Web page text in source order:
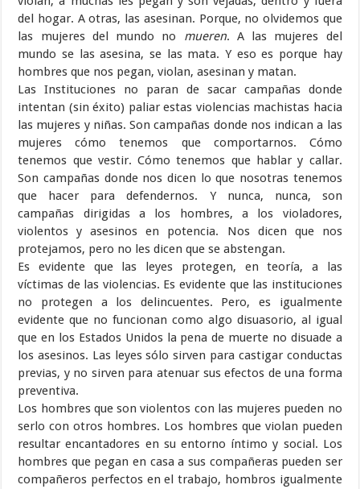
del hogar. A otras, las asesinan. Porque, no olvidemos que
las mujeres del mundo no mueren. A las mujeres del
mundo se las asesina, se las mata. Y eso es porque hay
hombres que nos pegan, violan, asesinan y matan.
Las Instituciones no paran de sacar campañas donde
intentan (sin éxito) paliar estas violencias machistas hacia
las mujeres y niñas. Son campañas donde nos indican a las
mujeres cómo tenemos que comportarnos. Cómo
tenemos que vestir. Cómo tenemos que hablar y callar.
Son campañas donde nos dicen lo que nosotras tenemos
que hacer para defendernos. Y nunca, nunca, son
campañas dirigidas a los hombres, a los violadores,
violentos y asesinos en potencia. Nos dicen que nos
protejamos, pero no les dicen que se abstengan.
Es evidente que las leyes protegen, en teoría, a las
víctimas de las violencias. Es evidente que las instituciones
no protegen a los delincuentes. Pero, es igualmente
evidente que no funcionan como algo disuasorio, al igual
que en los Estados Unidos la pena de muerte no disuade a
los asesinos. Las leyes sólo sirven para castigar conductas
previas, y no sirven para atenuar sus efectos de una forma
preventiva.
Los hombres que son violentos con las mujeres pueden no
serlo con otros hombres. Los hombres que violan pueden
resultar encantadores en su entorno íntimo y social. Los
hombres que pegan en casa a sus compañeras pueden ser
compañeros perfectos en el trabajo, hombros igualmente